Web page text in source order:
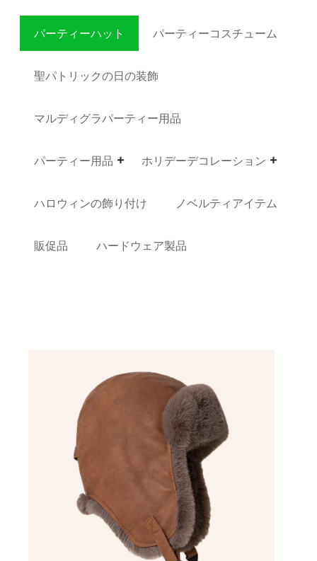
パーティーハット パーティーコスチューム
聖パトリックの日の装飾
マルディグラパーティー用品
パーティー用品 ホリデーデコレーション
ハロウィンの飾り付け ノベルティアイテム
販促品 ハードウェア製品